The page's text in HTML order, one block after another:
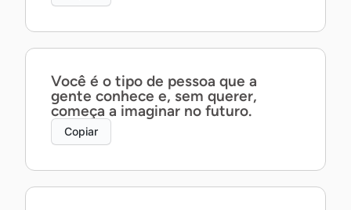
Você é o tipo de pessoa que a
gente conhece e, sem querer,
começa a imaginar no futuro.
Copiar